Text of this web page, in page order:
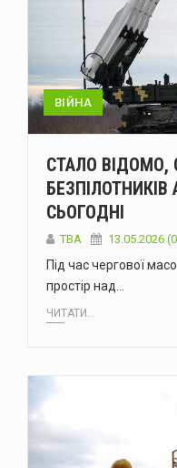
ВІЙНА
СТАЛО ВІДОМО,
СЬОГОДНІ
ТВА 13.05.2026
Під час чергової
простір над…
ЧИТАТИ...